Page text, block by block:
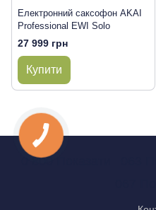
Електронний саксофон AKAI
Professional EWI Solo
27 999 грн
Купити
0 800 Показати